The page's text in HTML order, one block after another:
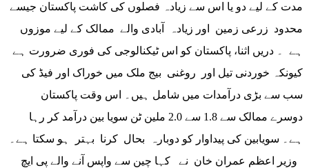
مدت کے لیے دو یا اس سے زیادہ فصلوں کی کاشت پاکستان جیسے
محدود زرعی زمین اور زیادہ آبادی والے ممالک کے لیے موزوں
ہے ۔ دریں اثنا، پاکستان کو اس ٹیکنالوجی کی فوری ضرورت ہے
کیونکہ خوردنی تیل اور روغنی بیج ملک میں خوراک اور فیڈ کی
سب سے بڑی درآمدات میں شامل ہیں۔ اس وقت پاکستان
دوسرے ممالک سے 1.8 سے 2.0 ملین ٹن سویا بین درآمد کر رہا
ہے۔ سویابین کی پیداوار کو دوبارہ بحال کرنا بہتر ہو سکتا ہے۔
وزیر اعظم عمران خان نے کہا چین سے واپس آنے والے پی ایچ